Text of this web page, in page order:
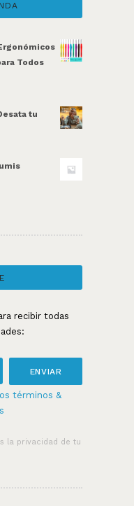
Todos
tu
recibir todas
términos &
la privacidad de tu